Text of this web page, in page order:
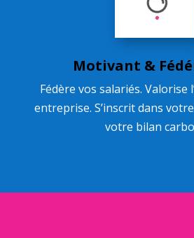
Motivant &
Fédère vos salariés. Valorise
entreprise. S’inscrit dans
votre bilan